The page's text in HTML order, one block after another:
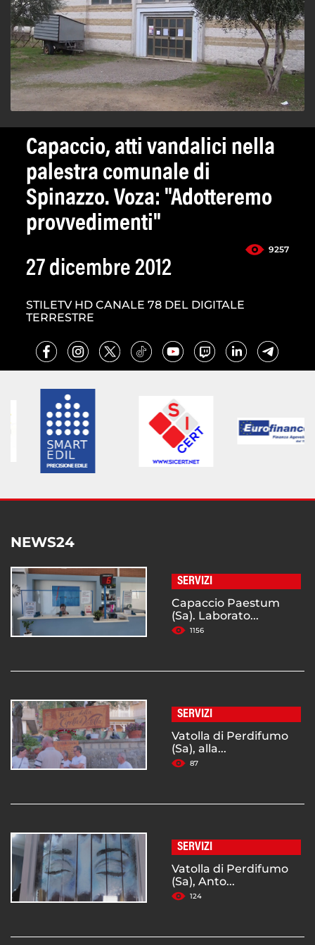
Capaccio, atti vandalici nella
palestra comunale di
Spinazzo. Voza: "Adotteremo
provvedimenti"
9257
27 dicembre 2012
STILETV HD CANALE 78 DEL DIGITALE
TERRESTRE
NEWS24
SERVIZI
Capaccio Paestum
(Sa). Laborato...
1156
SERVIZI
Vatolla di Perdifumo
(Sa), alla...
87
SERVIZI
Vatolla di Perdifumo
(Sa), Anto...
124